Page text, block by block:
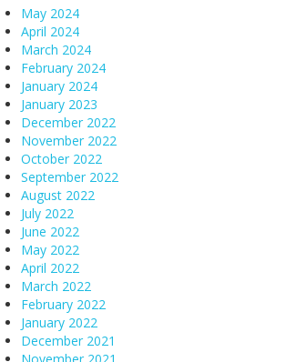
May 2024
April 2024
March 2024
February 2024
January 2024
January 2023
December 2022
November 2022
October 2022
September 2022
August 2022
July 2022
June 2022
May 2022
April 2022
March 2022
February 2022
January 2022
December 2021